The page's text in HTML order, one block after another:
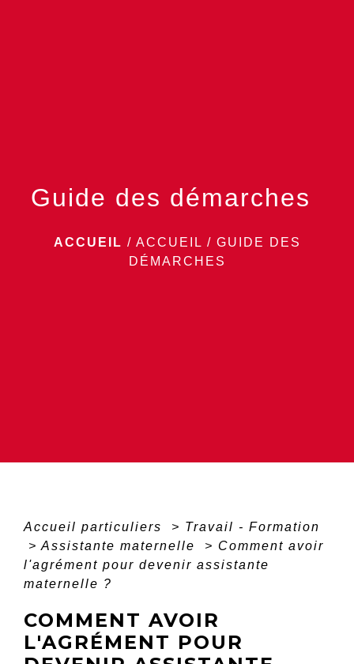
Guide des démarches
ACCUEIL / ACCUEIL / GUIDE DES
DÉMARCHES
Accueil particuliers > Travail - Formation
> Assistante maternelle > Comment avoir
l'agrément pour devenir assistante
maternelle ?
COMMENT AVOIR
L'AGRÉMENT POUR